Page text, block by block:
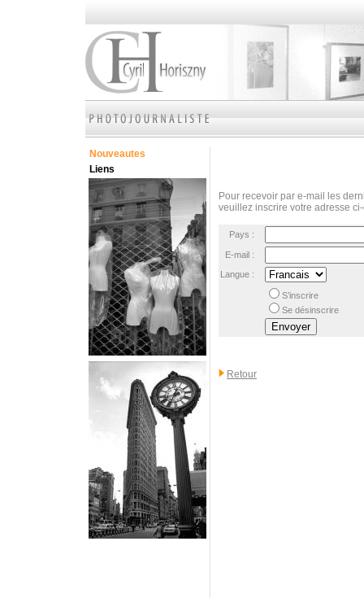
Nouveautes
Liens
Pour recevoir par e-mail les
veuillez inscrire votre adresse
Pays :
E-mail :
Langue :
S’inscrire
Se désinscrire
Retour